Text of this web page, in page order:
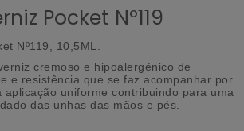
Pocket Nº119
Nº119, 10,5ML.
cremoso e hipoalergénico de
e resistência que se faz acompanhar por
aplicação uniforme contribuindo para uma
das unhas das mãos e pés.